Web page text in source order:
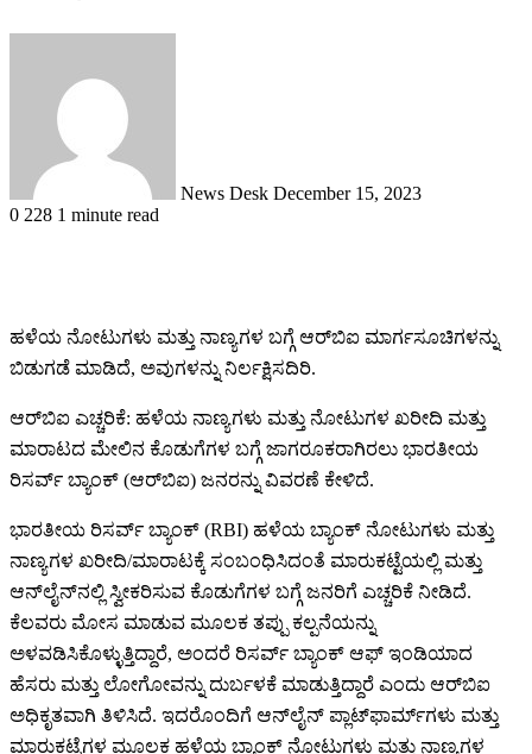
News Desk December 15, 2023
0 228 1 minute read
ಹಳೆಯ ನೋಟುಗಳು ಮತ್ತು ನಾಣ್ಯಗಳ ಬಗ್ಗೆ ಆರ್‌ಬಿಐ ಮಾರ್ಗಸೂಚಿಗಳನ್ನು
ಬಿಡುಗಡೆ ಮಾಡಿದೆ, ಅವುಗಳನ್ನು ನಿರ್ಲಕ್ಷಿಸದಿರಿ.
ಆರ್‌ಬಿಐ ಎಚ್ಚರಿಕೆ: ಹಳೆಯ ನಾಣ್ಯಗಳು ಮತ್ತು ನೋಟುಗಳ ಖರೀದಿ ಮತ್ತು
ಮಾರಾಟದ ಮೇಲಿನ ಕೊಡುಗೆಗಳ ಬಗ್ಗೆ ಜಾಗರೂಕರಾಗಿರಲು ಭಾರತೀಯ
ರಿಸರ್ವ್ ಬ್ಯಾಂಕ್ (ಆರ್‌ಬಿಐ) ಜನರನ್ನು ವಿವರಣೆ ಕೇಳಿದೆ.
ಭಾರತೀಯ ರಿಸರ್ವ್ ಬ್ಯಾಂಕ್ (RBI) ಹಳೆಯ ಬ್ಯಾಂಕ್ ನೋಟುಗಳು ಮತ್ತು
ನಾಣ್ಯಗಳ ಖರೀದಿ/ಮಾರಾಟಕ್ಕೆ ಸಂಬಂಧಿಸಿದಂತೆ ಮಾರುಕಟ್ಟೆಯಲ್ಲಿ ಮತ್ತು
ಆನ್‌ಲೈನ್‌ನಲ್ಲಿ ಸ್ವೀಕರಿಸುವ ಕೊಡುಗೆಗಳ ಬಗ್ಗೆ ಜನರಿಗೆ ಎಚ್ಚರಿಕೆ ನೀಡಿದೆ.
ಕೆಲವರು ಮೋಸ ಮಾಡುವ ಮೂಲಕ ತಪ್ಪು ಕಲ್ಪನೆಯನ್ನು
ಅಳವಡಿಸಿಕೊಳ್ಳುತ್ತಿದ್ದಾರೆ, ಅಂದರೆ ರಿಸರ್ವ್ ಬ್ಯಾಂಕ್ ಆಫ್ ಇಂಡಿಯಾದ
ಹೆಸರು ಮತ್ತು ಲೋಗೋವನ್ನು ದುರ್ಬಳಕೆ ಮಾಡುತ್ತಿದ್ದಾರೆ ಎಂದು ಆರ್‌ಬಿಐ
ಅಧಿಕೃತವಾಗಿ ತಿಳಿಸಿದೆ. ಇದರೊಂದಿಗೆ ಆನ್‌ಲೈನ್ ಪ್ಲಾಟ್‌ಫಾರ್ಮ್‌ಗಳು ಮತ್ತು
ಮಾರುಕಟ್ಟೆಗಳ ಮೂಲಕ ಹಳೆಯ ಬ್ಯಾಂಕ್ ನೋಟುಗಳು ಮತ್ತು ನಾಣ್ಯಗಳ